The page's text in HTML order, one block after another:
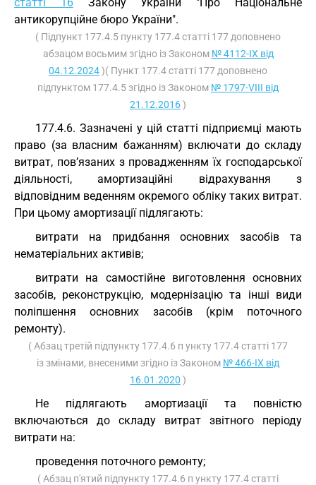
антикорупційне бюро України".
( Підпункт 177.4.5 пункту 177.4 статті 177 доповнено
абзацом восьмим згідно із Законом № 4112-IX від
04.12.2024)( Пункт 177.4 статті 177 доповнено
підпунктом 177.4.5 згідно із Законом № 1797-VIII від
21.12.2016)
177.4.6. Зазначені у цій статті підприємці мають
право (за власним бажанням) включати до складу
витрат, пов’язаних з провадженням їх господарської
діяльності, амортизаційні відрахування з
відповідним веденням окремого обліку таких витрат.
При цьому амортизації підлягають:
витрати на придбання основних засобів та
нематеріальних активів;
витрати на самостійне виготовлення основних
засобів, реконструкцію, модернізацію та інші види
поліпшення основних засобів (крім поточного
ремонту).
( Абзац третій підпункту 177.4.6 п ункту 177.4 статті 177
із змінами, внесеними згідно із Законом № 466-IX від
16.01.2020 )
Не підлягають амортизації та повністю
включаються до складу витрат звітного періоду
витрати на:
проведення поточного ремонту;
( Абзац п'ятий підпункту 177.4.6 п ункту 177.4 статті